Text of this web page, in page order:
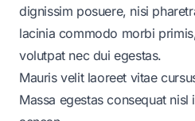
dignissim posuere, nisi
lacinia commodo morbi
volutpat nec dui egestas.
Mauris velit laoreet vitae
Massa egestas consequat